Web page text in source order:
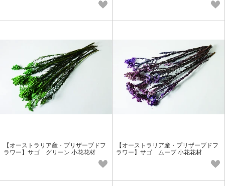
【オーストラリア産・プリザーブドフ
ラワー】サゴ グリーン 小花花材
【オーストラリア産・プリザーブドフ
ラワー】サゴ ムーブ 小花花材